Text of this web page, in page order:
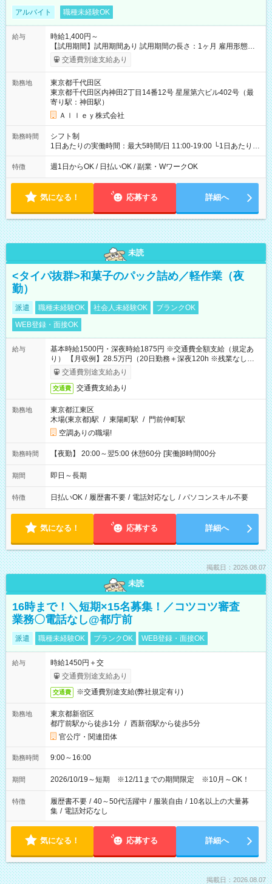
アルバイト 職種未経験OK
給与
時給1,400円～
【試用期間】試用期間あり 試用期間の長さ：1ヶ月 雇用形態、
給与は本採用時と同じです。
交通費別途支給あり
勤務地
東京都千代田区
東京都千代田区内神田2丁目14番12号 星屋第六ビル402号（最
寄り駅：神田駅）
Ａｌｌｅｙ株式会社
勤務時間
シフト制
1日あたりの実働時間：最大5時間/日 11:00-19:00 └1日あたりの
実働時間：1-5時間 └上記の時間帯内であれば、いつでも勤務可
能！ └平日・土曜日の中で、お好きな曜日でご勤務いただけま
18:00 などのように、自由な働き方が可能なお仕事です！
特徴 週1日からOK / 日払いOK / 副業・WワークOK
気になる！ 応募する 詳細へ
未読
<タイパ抜群>和菓子のパック詰め／軽作業（夜
勤）
派遣 職種未経験OK 社会人未経験OK
ブランクOK
WEB登録・面接OK
給与
基本時給1500円・深夜時給1875円 ※交通費全額支給（規定あ
り） 【月収例】28.5万円（20日勤務＋深夜120h ※残業なしの場
合）交通費別途支給あり
交通費 交通費支給あり
勤務地
東京都江東区
木場(東京都)駅 / 東陽町駅 / 門前仲町駅
空調ありの職場!
勤務時間 【夜勤】 20:00～翌5:00 休憩60分 [実働]8時間00分
期間 即日～長期
特徴 日払いOK / 履歴書不要 / 電話対応なし / パソコンスキル不要
気になる！ 応募する 詳細へ
掲載日：2026.08.07
未読
16時まで！＼短期×15名募集！／コツコツ審査
業務〇電話なし@都庁前
派遣 職種未経験OK ブランクOK WEB登録・面接OK
給与
時給1450円＋交
交通費別途支給あり
交通費 ※交通費別途支給(弊社規定有り)
勤務地
東京都新宿区
都庁前駅から徒歩1分 / 西新宿駅から徒歩5分
官公庁・関連団体
勤務時間 9:00～16:00
期間 2026/10/19～短期 ※12/11までの期間限定 ※10月～OK！
特徴 履歴書不要 / 40～50代活躍中 / 服装自由 / 10名以上の大量募
集 / 電話対応なし
気になる！ 応募する 詳細へ
掲載日：2026.08.07